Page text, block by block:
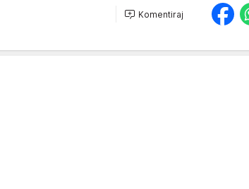
Komentiraj